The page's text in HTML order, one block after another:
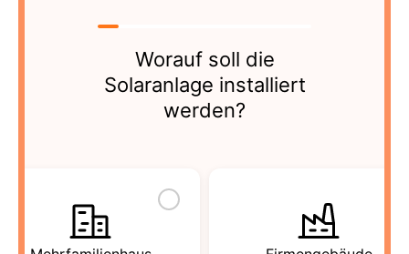
Worauf soll die
Solaranlage installiert
werden?